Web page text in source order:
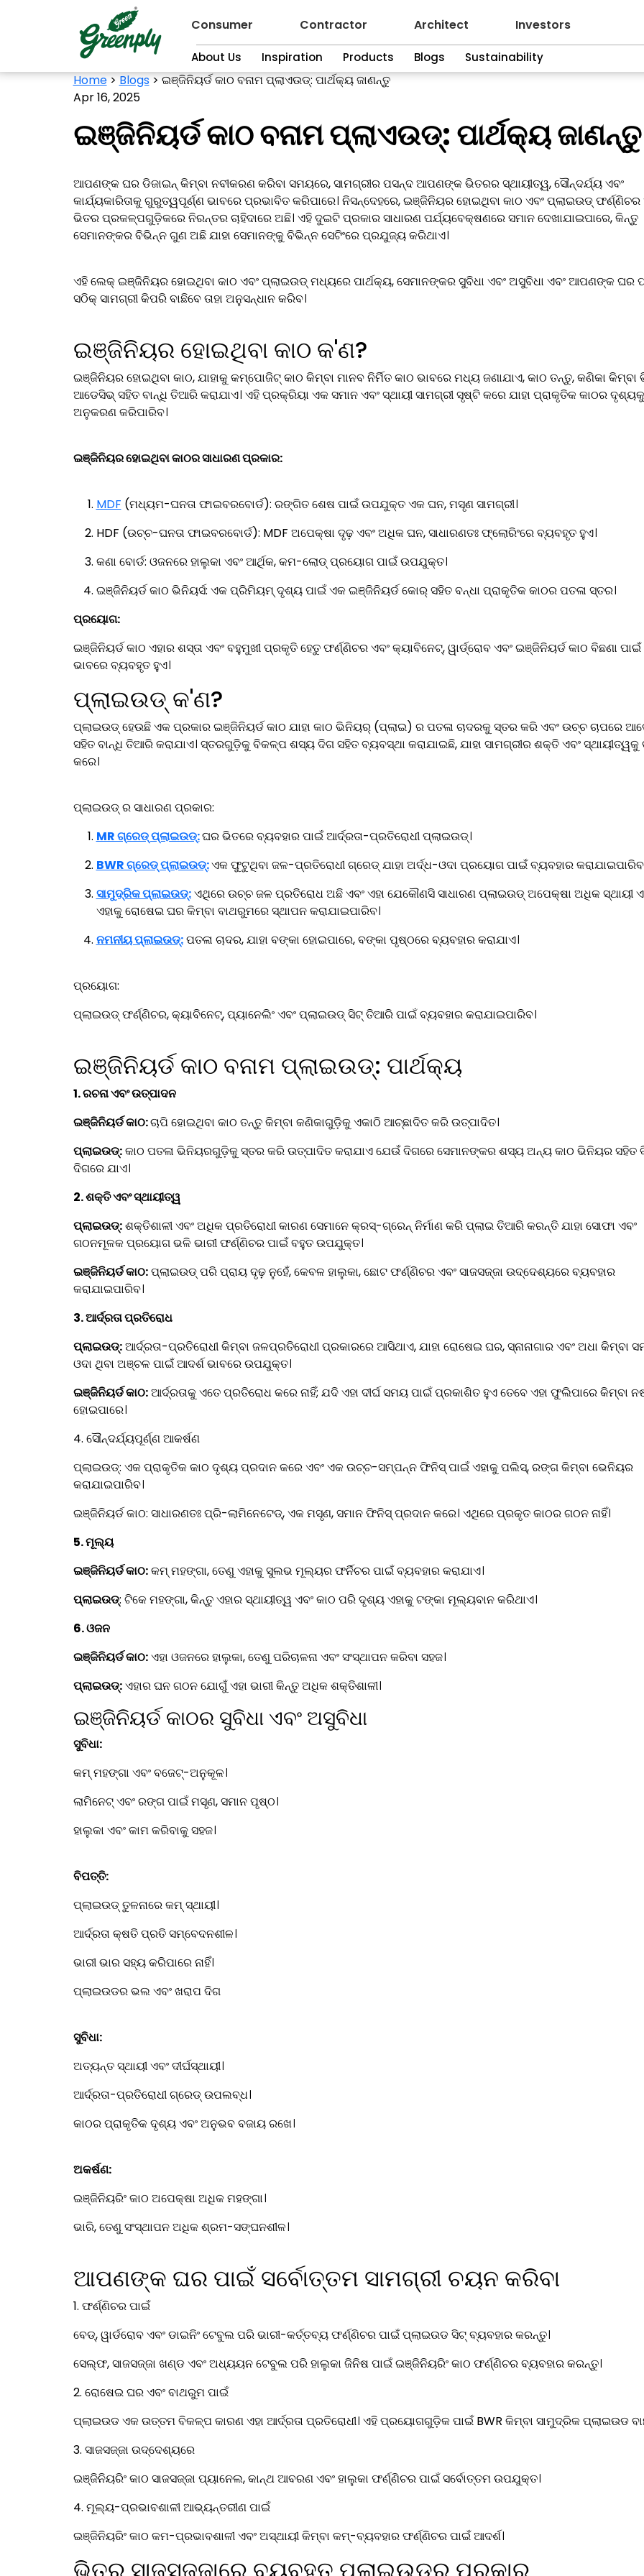
Consumer
About Us Inspiration Products Blogs Sustainability
Contractor Architect Investors
Home>Blogs>ଇଞ୍ଜିନିୟର୍ଡ କାଠ ବନାମ ପ୍ଲାଏଉଡ୍: ପାର୍ଥକ୍ୟ ଜାଣନ୍ତୁ
Apr 16, 2025
ଇଞ୍ଜିନିୟର୍ଡ କାଠ ବନାମ ପ୍ଲାଏଉଡ୍: ପାର୍ଥକ୍ୟ ଜାଣନ୍ତୁ
ଆପଣଙ୍କ ଘର ଡିଜାଇନ୍ କିମ୍ବା ନବୀକରଣ କରିବା ସମୟରେ, ସାମଗ୍ରୀର ପସନ୍ଦ ଆପଣଙ୍କ ଭିତରର ସ୍ଥାୟୀତ୍ୱ, ସୌନ୍ଦର୍ଯ୍ୟ ଏବଂ
କାର୍ଯ୍ୟକାରିତାକୁ ଗୁରୁତ୍ୱପୂର୍ଣ୍ଣ ଭାବରେ ପ୍ରଭାବିତ କରିପାରେ। ନିସନ୍ଦେହରେ, ଇଞ୍ଜିନିୟର ହୋଇଥିବା କାଠ ଏବଂ ପ୍ଲାଇଉଡ୍ ଫର୍ଣ୍ଣିଚର
ଭିତର ପ୍ରକଳ୍ପଗୁଡ଼ିକରେ ନିରନ୍ତର ଚାହିଦାରେ ଅଛି। ଏହି ଦୁଇଟି ପ୍ରକାର ସାଧାରଣ ପର୍ଯ୍ୟବେକ୍ଷଣରେ ସମାନ ଦେଖାଯାଇପାରେ, କିନ୍ତୁ
ସେମାନଙ୍କର ବିଭିନ୍ନ ଗୁଣ ଅଛି ଯାହା ସେମାନଙ୍କୁ ବିଭିନ୍ନ ସେଟିଂରେ ପ୍ରଯୁଜ୍ୟ କରିଥାଏ।
ଏହି ଲେକ୍ ଇଞ୍ଜିନିୟର ହୋଇଥିବା କାଠ ଏବଂ ପ୍ଲାଇଉଡ୍ ମଧ୍ୟରେ ପାର୍ଥକ୍ୟ, ସେମାନଙ୍କର ସୁବିଧା ଏବଂ ଅସୁବିଧା ଏବଂ ଆପଣଙ୍କ ଘର
ସଠିକ୍ ସାମଗ୍ରୀ କିପରି ବାଛିବେ ତାହା ଅନୁସନ୍ଧାନ କରିବ।
ଇଞ୍ଜିନିୟର ହୋଇଥିବା କାଠ କ'ଣ?
ଇଞ୍ଜିନିୟର ହୋଇଥିବା କାଠ, ଯାହାକୁ କମ୍ପୋଜିଟ୍ କାଠ କିମ୍ବା ମାନବ ନିର୍ମିତ କାଠ ଭାବରେ ମଧ୍ୟ ଜଣାଯାଏ, କାଠ ତନ୍ତୁ, କଣିକା କିମ୍ବା
ଆଡେସିଭ୍ ସହିତ ବାନ୍ଧି ତିଆରି କରାଯାଏ। ଏହି ପ୍ରକ୍ରିୟା ଏକ ସମାନ ଏବଂ ସ୍ଥାୟୀ ସାମଗ୍ରୀ ସୃଷ୍ଟି କରେ ଯାହା ପ୍ରାକୃତିକ କାଠର ଦୃଶ୍ୟକୁ
ଅନୁକରଣ କରିପାରିବ।
ଇଞ୍ଜିନିୟର ହୋଇଥିବା କାଠର ସାଧାରଣ ପ୍ରକାର:
MDF (ମଧ୍ୟମ-ଘନତା ଫାଇବରବୋର୍ଡ): ରଙ୍ଗିତ ଶେଷ ପାଇଁ ଉପଯୁକ୍ତ ଏକ ଘନ, ମସୃଣ ସାମଗ୍ରୀ।
HDF (ଉଚ୍ଚ-ଘନତା ଫାଇବରବୋର୍ଡ): MDF ଅପେକ୍ଷା ଦୃଢ଼ ଏବଂ ଅଧିକ ଘନ, ସାଧାରଣତଃ ଫ୍ଲୋରିଂରେ ବ୍ୟବହୃତ ହୁଏ।
କଣା ବୋର୍ଡ: ଓଜନରେ ହାଲୁକା ଏବଂ ଆର୍ଥିକ, କମ-ଲୋଡ୍ ପ୍ରୟୋଗ ପାଇଁ ଉପଯୁକ୍ତ।
ଇଞ୍ଜିନିୟର୍ଡ କାଠ ଭିନିୟର୍ସ: ଏକ ପ୍ରିମିୟମ୍ ଦୃଶ୍ୟ ପାଇଁ ଏକ ଇଞ୍ଜିନିୟର୍ଡ କୋର୍ ସହିତ ବନ୍ଧା ପ୍ରାକୃତିକ କାଠର ପତଳା ସ୍ତର।
ପ୍ରୟୋଗ:
ଇଞ୍ଜିନିୟର୍ଡ କାଠ ଏହାର ଶସ୍ତା ଏବଂ ବହୁମୁଖୀ ପ୍ରକୃତି ହେତୁ ଫର୍ଣ୍ଣିଚର ଏବଂ କ୍ୟାବିନେଟ୍, ୱାର୍ଡ୍ରୋବ ଏବଂ ଇଞ୍ଜିନିୟର୍ଡ କାଠ ବିଛଣା
ଭାବରେ ବ୍ୟବହୃତ ହୁଏ।
ପ୍ଲାଇଉଡ୍ କ'ଣ?
ପ୍ଲାଇଉଡ୍ ହେଉଛି ଏକ ପ୍ରକାର ଇଞ୍ଜିନିୟର୍ଡ କାଠ ଯାହା କାଠ ଭିନିୟର୍ (ପ୍ଲାଇ) ର ପତଳା ଚାଦରକୁ ସ୍ତର କରି ଏବଂ ଉଚ୍ଚ ଚାପରେ
ସହିତ ବାନ୍ଧି ତିଆରି କରାଯାଏ। ସ୍ତରଗୁଡ଼ିକୁ ବିକଳ୍ପ ଶସ୍ୟ ଦିଗ ସହିତ ବ୍ୟବସ୍ଥା କରାଯାଇଛି, ଯାହା ସାମଗ୍ରୀର ଶକ୍ତି ଏବଂ ସ୍ଥାୟୀତ୍ୱକୁ
କରେ।
ପ୍ଲାଇଉଡ୍ ର ସାଧାରଣ ପ୍ରକାର:
MR ଗ୍ରେଡ୍ ପ୍ଲାଇଉଡ୍:ଘର ଭିତରେ ବ୍ୟବହାର ପାଇଁ ଆର୍ଦ୍ରତା-ପ୍ରତିରୋଧୀ ପ୍ଲାଇଉଡ୍।
BWR ଗ୍ରେଡ୍ ପ୍ଲାଇଉଡ୍:ଏକ ଫୁଟୁଥିବା ଜଳ-ପ୍ରତିରୋଧୀ ଗ୍ରେଡ୍ ଯାହା ଅର୍ଦ୍ଧ-ଓଦା ପ୍ରୟୋଗ ପାଇଁ ବ୍ୟବହାର
ସାମୁଦ୍ରିକ ପ୍ଲାଇଉଡ୍:ଏଥିରେ ଉଚ୍ଚ ଜଳ ପ୍ରତିରୋଧ ଅଛି ଏବଂ ଏହା ଯେକୌଣସି ସାଧାରଣ ପ୍ଲାଇଉଡ୍ ଅପେକ୍ଷା ଅଧିକ ସ୍ଥାୟୀ
ଏହାକୁ ରୋଷେଇ ଘର କିମ୍ବା ବାଥରୁମରେ ସ୍ଥାପନ କରାଯାଇପାରିବ।
ନମନୀୟ ପ୍ଲାଇଉଡ୍:ପତଳା ଚାଦର, ଯାହା ବଙ୍କା ହୋଇପାରେ, ବଙ୍କା ପୃଷ୍ଠରେ ବ୍ୟବହାର କରାଯାଏ।
ପ୍ରୟୋଗ:
ପ୍ଲାଇଉଡ୍ ଫର୍ଣ୍ଣିଚର, କ୍ୟାବିନେଟ୍, ପ୍ୟାନେଲିଂ ଏବଂ ପ୍ଲାଇଉଡ୍ ସିଟ୍ ତିଆରି ପାଇଁ ବ୍ୟବହାର କରାଯାଇପାରିବ।
ଇଞ୍ଜିନିୟର୍ଡ କାଠ ବନାମ ପ୍ଲାଇଉଡ୍: ପାର୍ଥକ୍ୟ
1.ରଚନା ଏବଂ ଉତ୍ପାଦନ
ଇଞ୍ଜିନିୟର୍ଡ କାଠ:ଚାପି ହୋଇଥିବା କାଠ ତନ୍ତୁ କିମ୍ବା କଣିକାଗୁଡ଼ିକୁ ଏକାଠି ଆଚ୍ଛାଦିତ କରି ଉତ୍ପାଦିତ।
ପ୍ଲାଇଉଡ୍:କାଠ ପତଳା ଭିନିୟରଗୁଡ଼ିକୁ ସ୍ତର କରି ଉତ୍ପାଦିତ କରାଯାଏ ଯେଉଁ ଦିଗରେ ସେମାନଙ୍କର ଶସ୍ୟ ଅନ୍ୟ କାଠ ଭିନିୟର ସହିତ
ଦିଗରେ ଯାଏ।
2. ଶକ୍ତି ଏବଂ ସ୍ଥାୟୀତ୍ୱ
ପ୍ଲାଇଉଡ୍:ଶକ୍ତିଶାଳୀ ଏବଂ ଅଧିକ ପ୍ରତିରୋଧୀ କାରଣ ସେମାନେ କ୍ରସ୍-ଗ୍ରେନ୍ ନିର୍ମାଣ କରି ପ୍ଲାଇ ତିଆରି କରନ୍ତି ଯାହା ସୋଫା ଏବଂ
ଗଠନମୂଳକ ପ୍ରୟୋଗ ଭଳି ଭାରୀ ଫର୍ଣ୍ଣିଚର ପାଇଁ ବହୁତ ଉପଯୁକ୍ତ।
ଇଞ୍ଜିନିୟର୍ଡ କାଠ:ପ୍ଲାଇଉଡ୍ ପରି ପ୍ରାୟ ଦୃଢ଼ ନୁହେଁ, କେବଳ ହାଲୁକା, ଛୋଟ ଫର୍ଣ୍ଣିଚର ଏବଂ ସାଜସଜ୍ଜା ଉଦ୍ଦେଶ୍ୟରେ ବ୍ୟବହାର
କରାଯାଇପାରିବ।
3.ଆର୍ଦ୍ରତା ପ୍ରତିରୋଧ
ପ୍ଲାଇଉଡ୍:ଆର୍ଦ୍ରତା-ପ୍ରତିରୋଧୀ କିମ୍ବା ଜଳପ୍ରତିରୋଧୀ ପ୍ରକାରରେ ଆସିଥାଏ, ଯାହା ରୋଷେଇ ଘର, ସ୍ନାନାଗାର ଏବଂ ଅଧା କିମ୍ବା
ଓଦା ଥିବା ଅଞ୍ଚଳ ପାଇଁ ଆଦର୍ଶ ଭାବରେ ଉପଯୁକ୍ତ।
ଇଞ୍ଜିନିୟର୍ଡ କାଠ:ଆର୍ଦ୍ରତାକୁ ଏତେ ପ୍ରତିରୋଧ କରେ ନାହିଁ; ଯଦି ଏହା ଦୀର୍ଘ ସମୟ ପାଇଁ ପ୍ରକାଶିତ ହୁଏ ତେବେ ଏହା ଫୁଲିପାରେ କିମ୍ବା
ହୋଇପାରେ।
4. ସୌନ୍ଦର୍ଯ୍ୟପୂର୍ଣ୍ଣ ଆକର୍ଷଣ
ପ୍ଲାଇଉଡ୍: ଏକ ପ୍ରାକୃତିକ କାଠ ଦୃଶ୍ୟ ପ୍ରଦାନ କରେ ଏବଂ ଏକ ଉଚ୍ଚ-ସମ୍ପନ୍ନ ଫିନିସ୍ ପାଇଁ ଏହାକୁ ପଲିସ୍, ରଙ୍ଗ କିମ୍ବା ଭେନିୟର
କରାଯାଇପାରିବ।
ଇଞ୍ଜିନିୟର୍ଡ କାଠ: ସାଧାରଣତଃ ପ୍ରି-ଲାମିନେଟେଡ୍, ଏକ ମସୃଣ, ସମାନ ଫିନିସ୍ ପ୍ରଦାନ କରେ। ଏଥିରେ ପ୍ରକୃତ କାଠର ଗଠନ ନାହିଁ।
5. ମୂଲ୍ୟ
ଇଞ୍ଜିନିୟର୍ଡ କାଠ:କମ୍ ମହଙ୍ଗା, ତେଣୁ ଏହାକୁ ସୁଲଭ ମୂଲ୍ୟର ଫର୍ନିଚର ପାଇଁ ବ୍ୟବହାର କରାଯାଏ।
ପ୍ଲାଇଉଡ୍: ଟିକେ ମହଙ୍ଗା, କିନ୍ତୁ ଏହାର ସ୍ଥାୟୀତ୍ୱ ଏବଂ କାଠ ପରି ଦୃଶ୍ୟ ଏହାକୁ ଟଙ୍କା ମୂଲ୍ୟବାନ କରିଥାଏ।
6. ଓଜନ
ଇଞ୍ଜିନିୟର୍ଡ କାଠ:ଏହା ଓଜନରେ ହାଲୁକା, ତେଣୁ ପରିଚାଳନା ଏବଂ ସଂସ୍ଥାପନ କରିବା ସହଜ।
ପ୍ଲାଇଉଡ୍:ଏହାର ଘନ ଗଠନ ଯୋଗୁଁ ଏହା ଭାରୀ କିନ୍ତୁ ଅଧିକ ଶକ୍ତିଶାଳୀ।
ଇଞ୍ଜିନିୟର୍ଡ କାଠର ସୁବିଧା ଏବଂ ଅସୁବିଧା
ସୁବିଧା:
କମ୍ ମହଙ୍ଗା ଏବଂ ବଜେଟ୍-ଅନୁକୂଳ।
ଲାମିନେଟ୍ ଏବଂ ରଙ୍ଗ ପାଇଁ ମସୃଣ, ସମାନ ପୃଷ୍ଠ।
ହାଲୁକା ଏବଂ କାମ କରିବାକୁ ସହଜ।
ବିପତ୍ତି:
ପ୍ଲାଇଉଡ୍ ତୁଳନାରେ କମ୍ ସ୍ଥାୟୀ।
ଆର୍ଦ୍ରତା କ୍ଷତି ପ୍ରତି ସମ୍ବେଦନଶୀଳ।
ଭାରୀ ଭାର ସହ୍ୟ କରିପାରେ ନାହିଁ।
ପ୍ଲାଇଉଡର ଭଲ ଏବଂ ଖରାପ ଦିଗ
ସୁବିଧା:
ଅତ୍ୟନ୍ତ ସ୍ଥାୟୀ ଏବଂ ଦୀର୍ଘସ୍ଥାୟୀ।
ଆର୍ଦ୍ରତା-ପ୍ରତିରୋଧୀ ଗ୍ରେଡ୍ ଉପଲବ୍ଧ।
କାଠର ପ୍ରାକୃତିକ ଦୃଶ୍ୟ ଏବଂ ଅନୁଭବ ବଜାୟ ରଖେ।
ଅକର୍ଷଣ:
ଇଞ୍ଜିନିୟରିଂ କାଠ ଅପେକ୍ଷା ଅଧିକ ମହଙ୍ଗା।
ଭାରି, ତେଣୁ ସଂସ୍ଥାପନ ଅଧିକ ଶ୍ରମ-ସଙ୍ଘନଶୀଳ।
ଆପଣଙ୍କ ଘର ପାଇଁ ସର୍ବୋତ୍ତମ ସାମଗ୍ରୀ ଚୟନ କରିବା
1. ଫର୍ଣ୍ଣିଚର ପାଇଁ
ବେଡ୍, ୱାର୍ଡରୋବ ଏବଂ ଡାଇନିଂ ଟେବୁଲ ପରି ଭାରୀ-କର୍ତ୍ତବ୍ୟ ଫର୍ଣ୍ଣିଚର ପାଇଁ ପ୍ଲାଇଉଡ ସିଟ୍ ବ୍ୟବହାର କରନ୍ତୁ।
ସେଲ୍ଫ, ସାଜସଜ୍ଜା ଖଣ୍ଡ ଏବଂ ଅଧ୍ୟୟନ ଟେବୁଲ ପରି ହାଲୁକା ଜିନିଷ ପାଇଁ ଇଞ୍ଜିନିୟରିଂ କାଠ ଫର୍ଣ୍ଣିଚର ବ୍ୟବହାର କରନ୍ତୁ।
2. ରୋଷେଇ ଘର ଏବଂ ବାଥରୁମ ପାଇଁ
ପ୍ଲାଇଉଡ ଏକ ଉତ୍ତମ ବିକଳ୍ପ କାରଣ ଏହା ଆର୍ଦ୍ରତା ପ୍ରତିରୋଧୀ। ଏହି ପ୍ରୟୋଗଗୁଡ଼ିକ ପାଇଁ BWR କିମ୍ବା ସାମୁଦ୍ରିକ ପ୍ଲାଇଉଡ
3. ସାଜସଜ୍ଜା ଉଦ୍ଦେଶ୍ୟରେ
ଇଞ୍ଜିନିୟରିଂ କାଠ ସାଜସଜ୍ଜା ପ୍ୟାନେଲ, କାନ୍ଥ ଆବରଣ ଏବଂ ହାଲୁକା ଫର୍ଣ୍ଣିଚର ପାଇଁ ସର୍ବୋତ୍ତମ ଉପଯୁକ୍ତ।
4. ମୂଲ୍ୟ-ପ୍ରଭାବଶାଳୀ ଆଭ୍ୟନ୍ତରୀଣ ପାଇଁ
ଇଞ୍ଜିନିୟରିଂ କାଠ କମ-ପ୍ରଭାବଶାଳୀ ଏବଂ ଅସ୍ଥାୟୀ କିମ୍ବା କମ୍-ବ୍ୟବହାର ଫର୍ଣ୍ଣିଚର ପାଇଁ ଆଦର୍ଶ।